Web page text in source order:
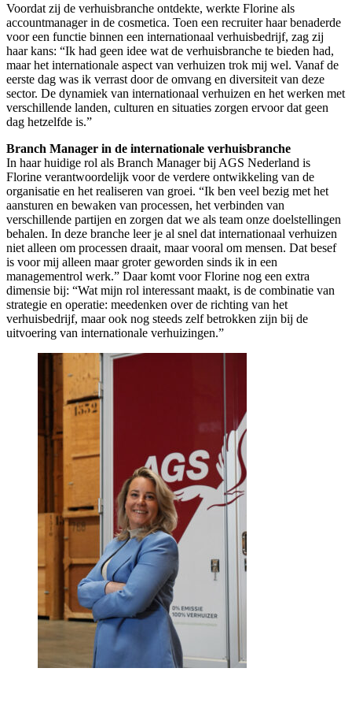
Voordat zij de verhuisbranche ontdekte, werkte Florine als
accountmanager in de cosmetica. Toen een recruiter haar benaderde
voor een functie binnen een internationaal verhuisbedrijf, zag zij
haar kans: “Ik had geen idee wat de verhuisbranche te bieden had,
maar het internationale aspect van verhuizen trok mij wel. Vanaf de
eerste dag was ik verrast door de omvang en diversiteit van deze
sector. De dynamiek van internationaal verhuizen en het werken met
verschillende landen, culturen en situaties zorgen ervoor dat geen
dag hetzelfde is.”
Branch Manager in de internationale verhuisbranche
In haar huidige rol als Branch Manager bij AGS Nederland is
Florine verantwoordelijk voor de verdere ontwikkeling van de
organisatie en het realiseren van groei. “Ik ben veel bezig met het
aansturen en bewaken van processen, het verbinden van
verschillende partijen en zorgen dat we als team onze doelstellingen
behalen. In deze branche leer je al snel dat internationaal verhuizen
niet alleen om processen draait, maar vooral om mensen. Dat besef
is voor mij alleen maar groter geworden sinds ik in een
managementrol werk.” Daar komt voor Florine nog een extra
dimensie bij: “Wat mijn rol interessant maakt, is de combinatie van
strategie en operatie: meedenken over de richting van het
verhuisbedrijf, maar ook nog steeds zelf betrokken zijn bij de
uitvoering van internationale verhuizingen.”